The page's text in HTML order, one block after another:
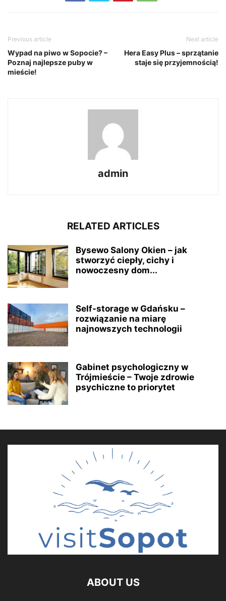
Previous article
Wypad na piwo w Sopocie? –
Poznaj najlepsze puby w
mieście!
Next article
Hera Easy Plus – sprzątanie
staje się przyjemnością!
admin
RELATED ARTICLES
Bysewo Salony Okien – jak
stworzyć ciepły, cichy i
nowoczesny dom...
Self-storage w Gdańsku –
rozwiązanie na miarę
najnowszych technologii
Gabinet psychologiczny w
Trójmieście – Twoje zdrowie
psychiczne to priorytet
ABOUT US